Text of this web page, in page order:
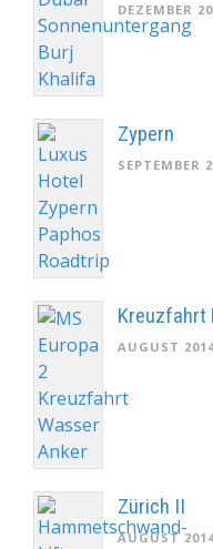
DEZEMBER
Zypern
SEPTEMBER
Kreuzfahrt
AUGUST
Zürich II
AUGUST